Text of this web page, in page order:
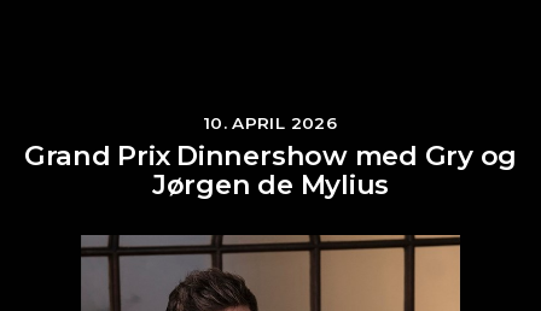
10. APRIL 2026
Grand Prix Dinnershow med Gry og
Jørgen de Mylius